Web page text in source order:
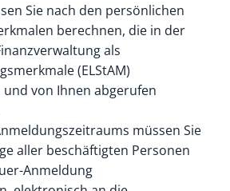
Sie nach den persönlichen
berechnen, die in der
als
(ELStAM)
von Ihnen abgerufen
müssen Sie
aller beschäftigten Personen
Anmeldung